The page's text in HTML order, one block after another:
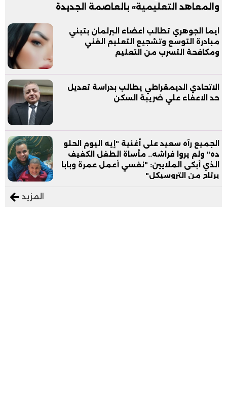
والمعاهد التعليمية» بالعاصمة الجديدة
ايما الجوهري تطالب اعضاء البرلمان بتبني
مبادرة التوسع وتشجيع التعليم الفني
ومكافحة التسرب من التعليم
الاتحادي الديمقراطي يطالب بدراسة تعديل
حد الاعفاء علي ضريبة السكن
الجميع رآه سعيد على أغنية "إيه اليوم الحلو
ده" ولم يروا فراشه.. مأساة الطفل الكفيف
الذي أبكى الملايين: "نفسي أعمل عمرة وبابا
يرتاح من التروسيكل"
المزيد